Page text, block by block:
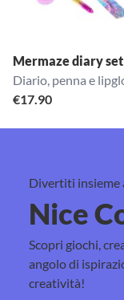
Mermaze diary set
Diario, penna e
€17.90
Divertiti insieme
Nice
Scopri giochi,
angolo di
creatività!